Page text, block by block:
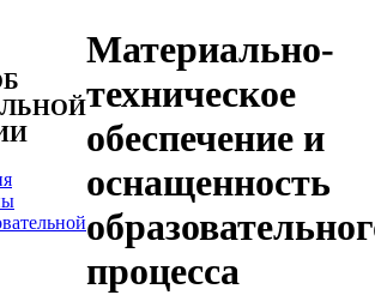
Материально-
техническое
обеспечение и
оснащенность
процесса